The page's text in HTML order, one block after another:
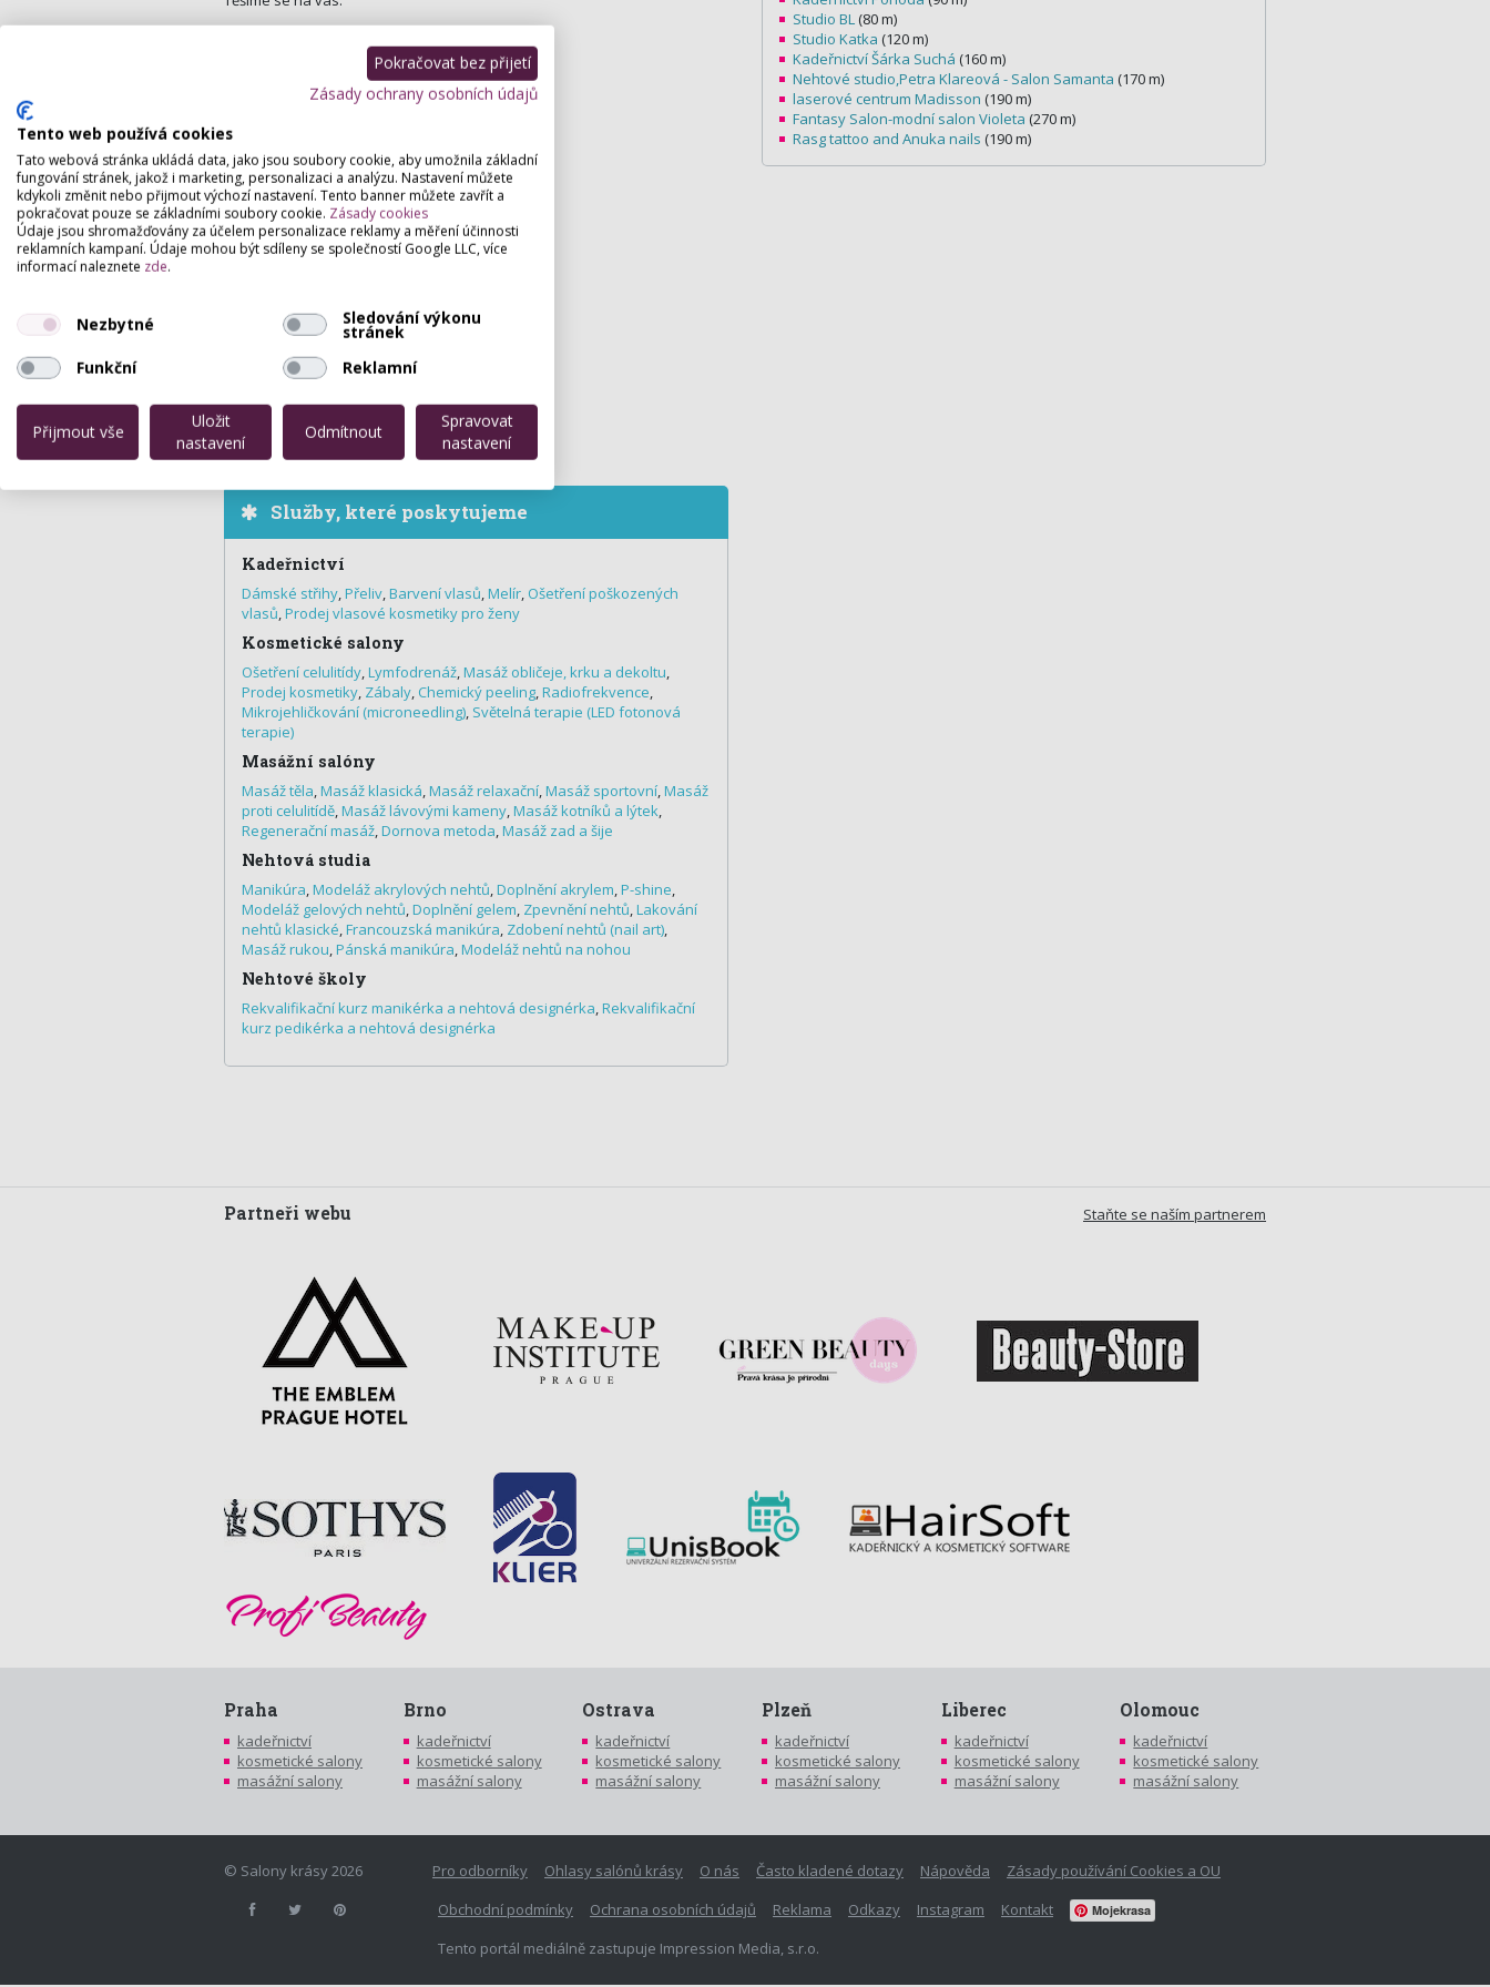
Služby, které poskytujeme
Kadeřnictví
Dámské střihy,Přeliv,Barvení vlasů,Melír, Ošetření poškozených
vlasů,Prodej vlasové kosmetiky pro ženy
Kosmetické salony
Ošetření celulitídy,Lymfodrenáž,Masáž obličeje, krku a dekoltu,
Prodej kosmetiky, Zábaly, Chemický peeling,Radiofrekvence,
Mikrojehličkování (microneedling), Světelná terapie (LED fotonová
terapie)
Masážní salóny
Masáž těla,Masáž klasická,Masáž relaxační,Masáž sportovní,Masáž
proti celulitídě,Masáž lávovými kameny,Masáž kotníků a lýtek,
Regenerační masáž,Dornova metoda,Masáž zad a šije
Nehtová studia
Manikúra,Modeláž akrylových nehtů,Doplnění akrylem,P-shine,
Modeláž gelových nehtů,Doplnění gelem, Zpevnění nehtů,Lakování
nehtů klasické,Francouzská manikúra, Zdobení nehtů (nail art),
Masáž rukou,Pánská manikúra,Modeláž nehtů na nohou
Nehtové školy
Rekvalifikační kurz manikérka a nehtová designérka,Rekvalifikační
kurz pedikérka a nehtová designérka
Studio BL (80 m)
Studio Katka (120 m)
Kadeřnictví Šárka Suchá (160 m)
Nehtové studio,Petra Klareová - Salon Samanta (170 m)
laserové centrum Madisson (190 m)
Fantasy Salon-modní salon Violeta (270 m)
Rasg tattoo and Anuka nails (190 m)
Staňte se naším partnerem
Partneři webu
Praha
kadeřnictví
kosmetické salony
masážní salony
Brno
kadeřnictví
kosmetické salony
masážní salony
Ostrava
kadeřnictví
kosmetické salony
masážní salony
Plzeň
kadeřnictví
kosmetické salony
masážní salony
Liberec
kadeřnictví
kosmetické salony
masážní salony
Olomouc
kadeřnictví
kosmetické salony
masážní salony
Pro odborníky Ohlasy salónů krásy O nás Často kladené dotazy Nápověda
Zásady používání Cookies a OU
Obchodní podmínky
Ochrana osobních údajů Reklama Odkazy Instagram Kontakt Mojekrasa
Tento portál mediálně zastupuje Impression Media, s.r.o.
© Salony krásy 2026
Pokračovat bez přijetí
Zásady ochrany osobních údajů
Tento web používá cookies
Tato webová stránka ukládá data, jako jsou soubory cookie, aby umožnila základní
fungování stránek, jakož i marketing, personalizaci a analýzu. Nastavení můžete
kdykoli změnit nebo přijmout výchozí nastavení. Tento banner můžete zavřít a
pokračovat pouze se základními soubory cookie. Zásady cookies
Údaje jsou shromažďovány za účelem personalizace reklamy a měření účinnosti
reklamních kampaní. Údaje mohou být sdíleny se společností Google LLC, více
informací naleznete zde.
Nezbytné Sledování výkonu
stránek
Funkční
Reklamní
Přijmout vše
Uložit
nastavení
Odmítnout
Spravovat
nastavení